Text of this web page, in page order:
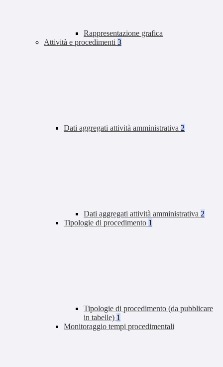
Rappresentazione grafica
Attività e procedimenti 3
Dati aggregati attività amministrativa 2
Dati aggregati attività amministrativa 2
Tipologie di procedimento 1
Tipologie di procedimento (da pubblicare
in tabelle) 1
Monitoraggio tempi procedimentali